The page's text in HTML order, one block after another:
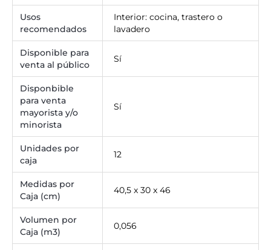
Usos
recomendados
Interior: cocina, trastero o
lavadero
Disponible para
venta al público
Sí
Disponbible
para venta
mayorista y/o
minorista
Sí
Unidades por
caja
12
Medidas por
Caja (cm)
40,5 x 30 x 46
Volumen por
Caja (m3)
0,056